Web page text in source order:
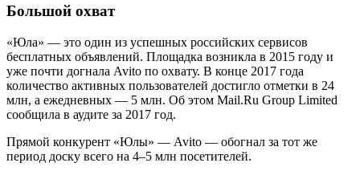
Большой охват
«Юла» — это один из успешных российских сервисов
бесплатных объявлений. Площадка возникла в 2015 году и
уже почти догнала Avito по охвату. В конце 2017 года
количество активных пользователей достигло отметки в 24
млн, а ежедневных — 5 млн. Об этом Mail.Ru Group Limited
сообщила в аудите за 2017 год.
Прямой конкурент «Юлы» — Avito — обогнал за тот же
период доску всего на 4–5 млн посетителей.